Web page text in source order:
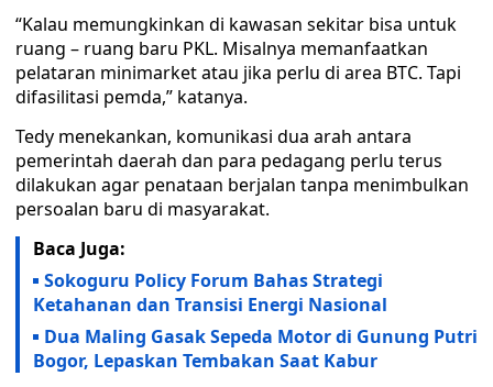
“Kalau memungkinkan di kawasan sekitar bisa untuk
ruang – ruang baru PKL. Misalnya memanfaatkan
pelataran minimarket atau jika perlu di area BTC. Tapi
difasilitasi pemda,” katanya.
Tedy menekankan, komunikasi dua arah antara
pemerintah daerah dan para pedagang perlu terus
dilakukan agar penataan berjalan tanpa menimbulkan
persoalan baru di masyarakat.
Baca Juga:
Sokoguru Policy Forum Bahas Strategi
Ketahanan dan Transisi Energi Nasional
Dua Maling Gasak Sepeda Motor di Gunung Putri
Bogor, Lepaskan Tembakan Saat Kabur